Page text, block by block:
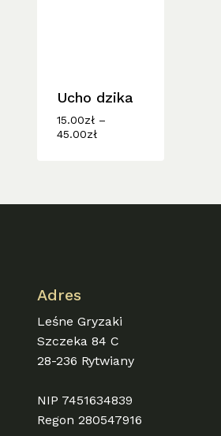
Ucho dzika
15.00zł –
45.00złZakres
45.00zł
Adres
Leśne Gryzaki
Szczeka 84 C
28-236 Rytwiany
NIP 7451634839
Regon 280547916